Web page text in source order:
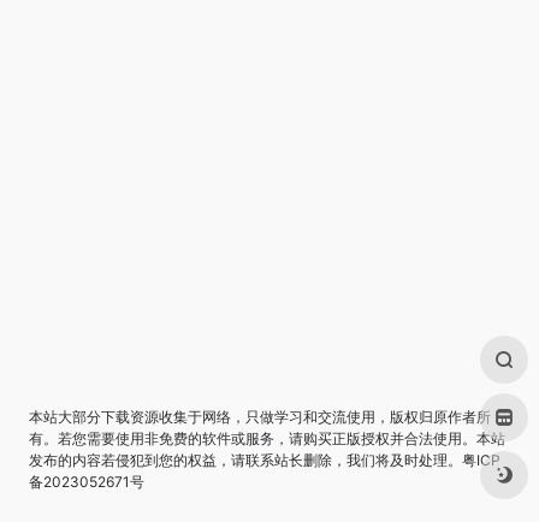
本站大部分下载资源收集于网络，只做学习和交流使用，版权归原作者所
有。若您需要使用非免费的软件或服务，请购买正版授权并合法使用。本站
发布的内容若侵犯到您的权益，请联系站长删除，我们将及时处理。 粤ICP
备2023052671号